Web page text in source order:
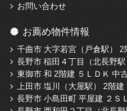
お問い合わせ
お薦め物件情報
千曲市 大字若宮（戸倉駅）
長野市 稲田４丁目（北長野
東御市 和 2階建 ５ＬＤＫ 中
上田市 塩川（大屋駅） 2階建
長野市 小島田町 平屋建 ２Ｓ